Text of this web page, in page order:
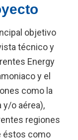
objetivo
técnico y
Energy
y el
como la
y/o aérea),
regiones
éstos como